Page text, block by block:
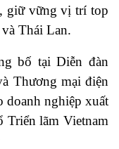
giữ vững vị trí top
Thái Lan.
bố tại Diễn đàn
Thương mại điện
nghiệp xuất
Triển lãm Vietnam